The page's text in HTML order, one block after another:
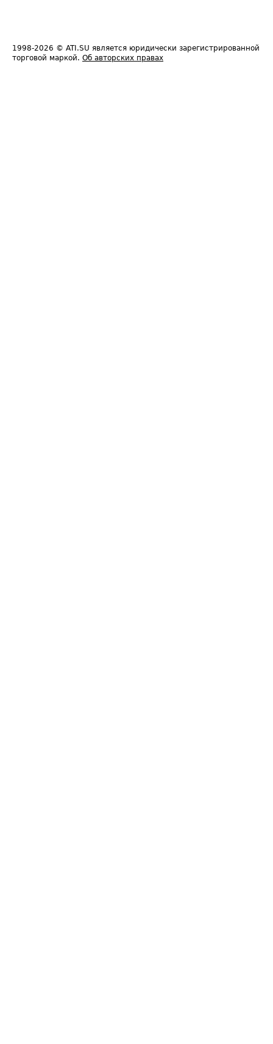
1998-2026 © ATI.SU является юридически зарегистрированной
торговой маркой. Об авторских правах